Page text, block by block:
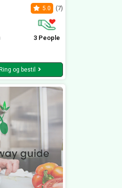
5.0 (7)
3 People
Ring og bestil